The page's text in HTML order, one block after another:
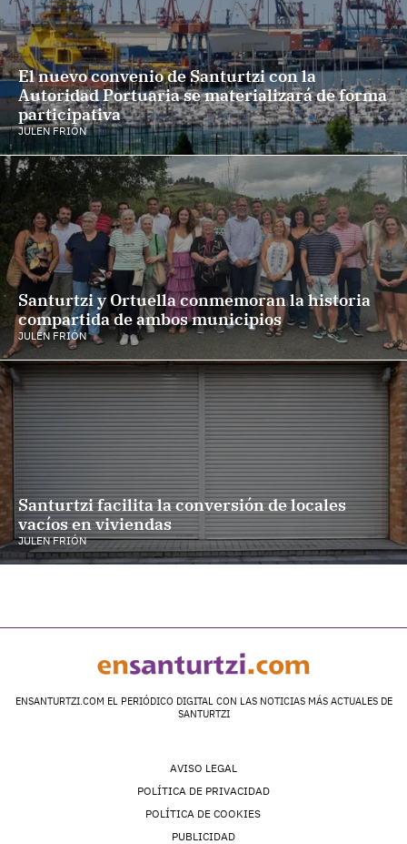
El nuevo convenio de Santurtzi con la
Autoridad Portuaria se materializará de forma
participativa
JULEN FRIÓN
Santurtzi y Ortuella conmemoran la historia
compartida de ambos municipios
JULEN FRIÓN
Santurtzi facilita la conversión de locales
vacíos en viviendas
JULEN FRIÓN
ENSANTURTZI.COM EL PERIÓDICO DIGITAL CON LAS NOTICIAS MÁS ACTUALES DE
SANTURTZI
AVISO LEGAL
POLÍTICA DE PRIVACIDAD
POLÍTICA DE COOKIES
PUBLICIDAD